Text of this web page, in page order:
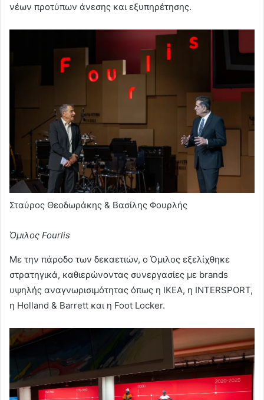
νέων προτύπων άνεσης και εξυπηρέτησης.
Σταύρος Θεοδωράκης & Βασίλης Φουρλής
Όμιλος Fourlis
Με την πάροδο των δεκαετιών, ο Όμιλος εξελίχθηκε
στρατηγικά, καθιερώνοντας συνεργασίες με brands
υψηλής αναγνωρισιμότητας όπως η IKEA, η INTERSPORT,
η Holland & Barrett και η Foot Locker.